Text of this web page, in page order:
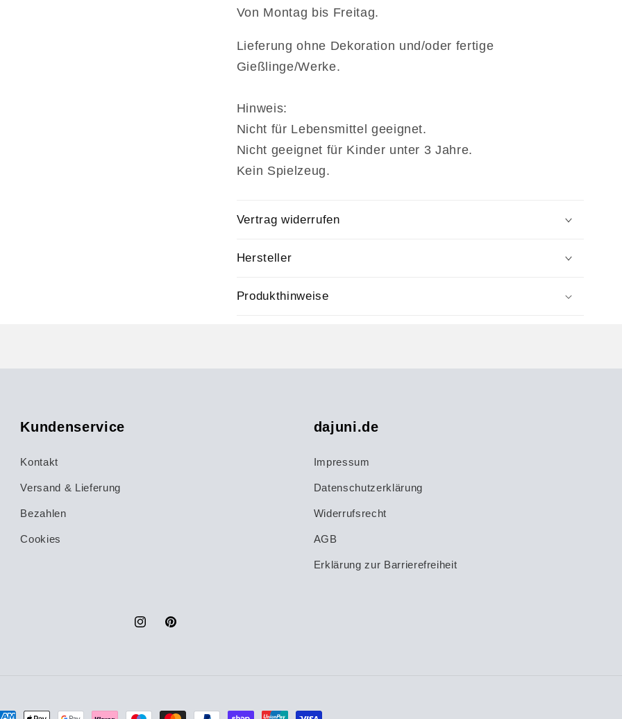
Von Montag bis Freitag.
Lieferung ohne Dekoration und/oder fertige
Gießlinge/Werke.
Hinweis:
Nicht für Lebensmittel geeignet.
Nicht geeignet für Kinder unter 3 Jahre.
Kein Spielzeug.
Vertrag widerrufen
Hersteller
Produkthinweise
Kundenservice
Kontakt
Versand & Lieferung
Bezahlen
Cookies
dajuni.de
Impressum
Datenschutzerklärung
Widerrufsrecht
AGB
Erklärung zur Barrierefreiheit
InstagramPinterest